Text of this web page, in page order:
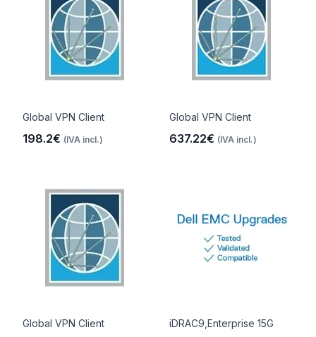
Global VPN Client
198.2€ (IVA incl.)
Global VPN Client
637.22€ (IVA incl.)
Global VPN Client iDRAC9,Enterprise 15G